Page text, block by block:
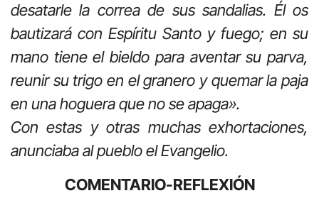
desatarle la correa de sus sandalias. Él os
bautizará con Espíritu Santo y fuego; en su
mano tiene el bieldo para aventar su parva,
reunir su trigo en el granero y quemar la paja
en una hoguera que no se apaga».
Con estas y otras muchas exhortaciones,
anunciaba al pueblo el Evangelio.
COMENTARIO-REFLEXIÓN